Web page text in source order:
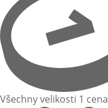
Všechny velikosti 1 cena